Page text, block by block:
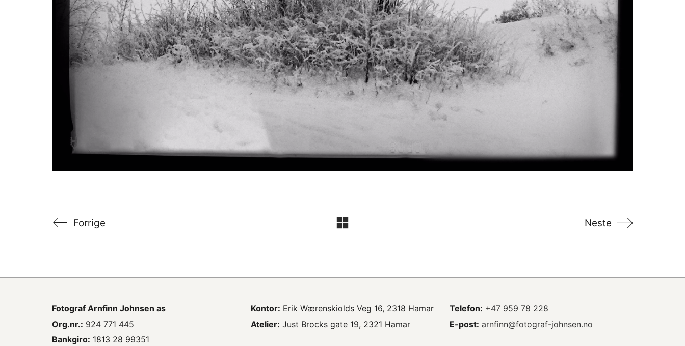
Forrige Neste
Fotograf Arnfinn Johnsen as
Org.nr.: 924 771 445
Bankgiro: 1813 28 99351
Kontor: Erik Wærenskiolds Veg 16, 2318 Hamar
Atelier: Just Brocks gate 19, 2321 Hamar
Telefon: +47 959 78 228
E-post: arnfinn@fotograf-johnsen.no